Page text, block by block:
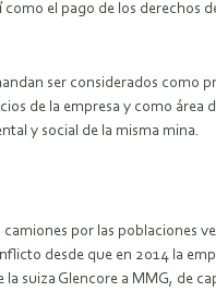
como el pago de los derechos
ser considerados como
de la empresa y como área
y social de la misma mina.
camiones por las poblaciones
desde que en 2014 la
la suiza Glencore a MMG, de